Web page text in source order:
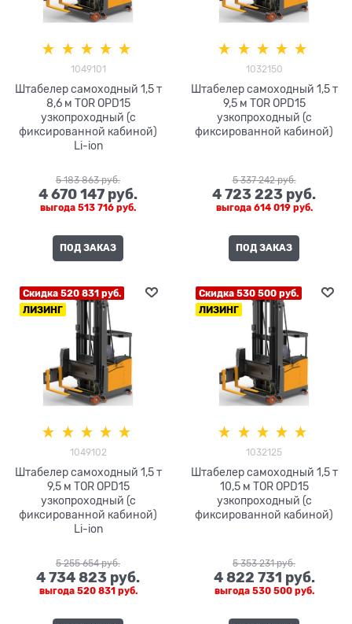
1049101
Штабелер самоходный 1,5 т
8,6 м TOR OPD15
узкопроходный (с
фиксированной кабиной)
Li-ion
5 183 863 руб.
4 670 147 руб.
выгода 513 716 руб.
ПОД ЗАКАЗ
1032150
Штабелер самоходный 1,5 т
9,5 м TOR OPD15
узкопроходный (с
фиксированной кабиной)
5 337 242 руб.
4 723 223 руб.
выгода 614 019 руб.
ПОД ЗАКАЗ
Скидка 520 831 руб.
ЛИЗИНГ
1049102
Штабелер самоходный 1,5 т
9,5 м TOR OPD15
узкопроходный (с
фиксированной кабиной)
Li-ion
5 255 654 руб.
4 734 823 руб.
выгода 520 831 руб.
Скидка 530 500 руб.
ЛИЗИНГ
1032125
Штабелер самоходный 1,5 т
10,5 м TOR OPD15
узкопроходный (с
фиксированной кабиной)
5 353 231 руб.
4 822 731 руб.
выгода 530 500 руб.